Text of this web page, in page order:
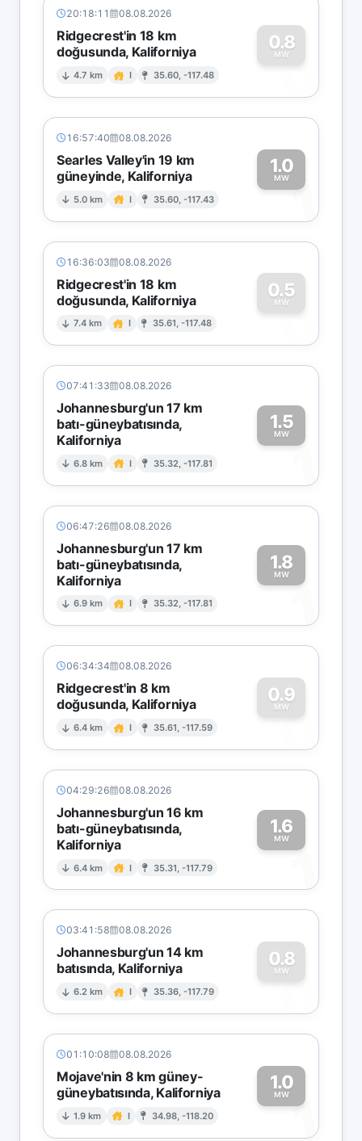
20:18:11 08.08.2026
Ridgecrest'in 18 km
doğusunda, Kaliforniya
4.7 km I 35.60, -117.48
0.8
MW
0
16:57:40 08.08.2026
Searles Valley'in 19 km
güneyinde, Kaliforniya
5.0 km I 35.60, -117.43
1.0
MW1
16:36:03 08.08.2026
Ridgecrest'in 18 km
doğusunda, Kaliforniya
7.4 km I 35.61, -117.48
0.5
MW
0
07:41:33 08.08.2026
Johannesburg'un 17 km
batı-güneybatısında,
Kaliforniya
6.8 km I 35.32, -117.81
1.5
MW
1
06:47:26 08.08.2026
Johannesburg'un 17 km
batı-güneybatısında,
Kaliforniya
6.9 km I 35.32, -117.81
1.8
MW
1
06:34:34 08.08.2026
Ridgecrest'in 8 km
doğusunda, Kaliforniya
6.4 km I 35.61, -117.59
0.9
MW
0
04:29:26 08.08.2026
Johannesburg'un 16 km
batı-güneybatısında,
Kaliforniya
6.4 km I 35.31, -117.79
1.6
MW
1
03:41:58 08.08.2026
Johannesburg'un 14 km
batısında, Kaliforniya
6.2 km I 35.36, -117.79
0.8
MW
0
01:10:08 08.08.2026
Mojave'nin 8 km güney-
güneybatısında, Kaliforniya
1.9 km I 34.98, -118.20
1.0
MW1